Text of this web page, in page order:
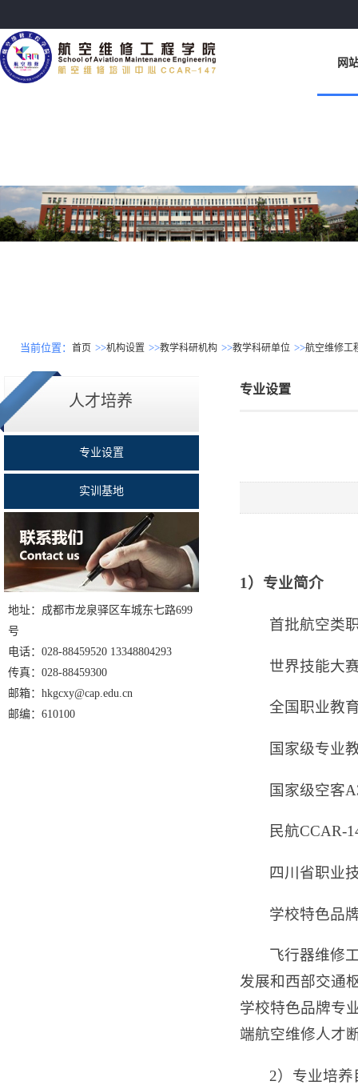
网
当前位置： 首页 >>机构设置 >>教学科研机构 >>教学科研单位 >>航空维修工
人才培养
专业设置
实训基地
地址：成都市龙泉驿区车城东七路699
号
电话：028-88459520 13348804293
传真：028-88459300
邮箱：hkgcxy@cap.edu.cn
邮编：610100
专业设置
1）专业简介
首批航空类
世界技能大
全国职业教
国家级专业
国家级空客
民航CCAR-
四川省职业
学校特色品
飞行器维修
发展和西部交通
学校特色品牌专
端航空维修人才
2）专业培